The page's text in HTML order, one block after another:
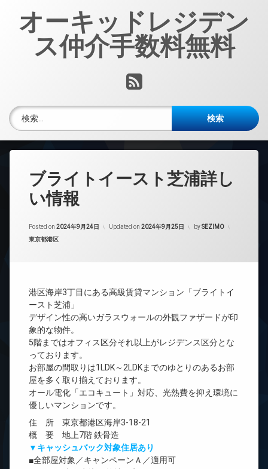
オーキッドレジデン
ス仲介手数料無料
RSS
検索:
ブライトイースト芝浦詳し
い情報
Posted on 2024年9月24日 Updated on 2024年9月25日 bySEZIMO
カテゴリー:
東京都港区
港区海岸3丁目にある高級賃貸マンション「ブライトイ
ースト芝浦」
デザイン性の高いガラスウォールの外観ファザードが印
象的な物件。
5階まではオフィス区分それ以上がレジデンス区分とな
っております。
お部屋の間取りは1LDK～2LDKまでのゆとりのあるお部
屋を多く取り揃えております。
オール電化「エコキュート」対応、光熱費を抑え環境に
優しいマンションです。
住 所 東京都港区海岸3-18-21
概 要 地上7階 鉄骨造
▼キャッシュバック対象住居あり
■全部屋対象／キャンペーンＡ／適用可